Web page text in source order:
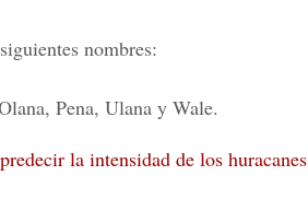
nombres:
Pena, Ulana y Wale.
la intensidad de los huracanes